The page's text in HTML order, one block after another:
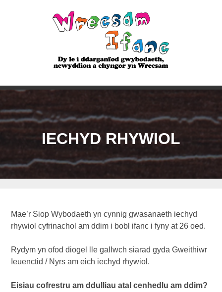
IECHYD RHYWIOL
Mae’r Siop Wybodaeth yn cynnig gwasanaeth iechyd
rhywiol cyfrinachol am ddim i bobl ifanc i fyny at 26 oed.
Rydym yn ofod diogel lle gallwch siarad gyda Gweithiwr
Ieuenctid / Nyrs am eich iechyd rhywiol.
Eisiau cofrestru am ddulliau atal cenhedlu am ddim?